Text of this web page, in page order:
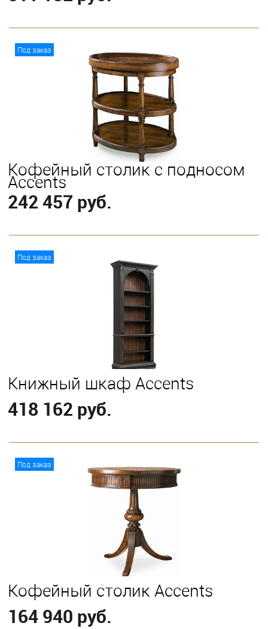
Под заказ
Кофейный столик с подносом
Accents
242 457 руб.
Под заказ
Книжный шкаф Accents
418 162 руб.
Под заказ
Кофейный столик Accents
164 940 руб.